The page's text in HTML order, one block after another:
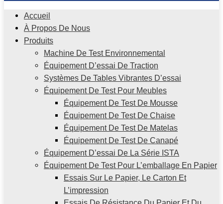
Accueil
À Propos De Nous
Produits
Machine De Test Environnemental
Équipement D’essai De Traction
Systèmes De Tables Vibrantes D’essai
Équipement De Test Pour Meubles
Équipement De Test De Mousse
Équipement De Test De Chaise
Équipement De Test De Matelas
Équipement De Test De Canapé
Équipement D’essai De La Série ISTA
Équipement De Test Pour L’emballage En Papier
Essais Sur Le Papier, Le Carton Et
L’impression